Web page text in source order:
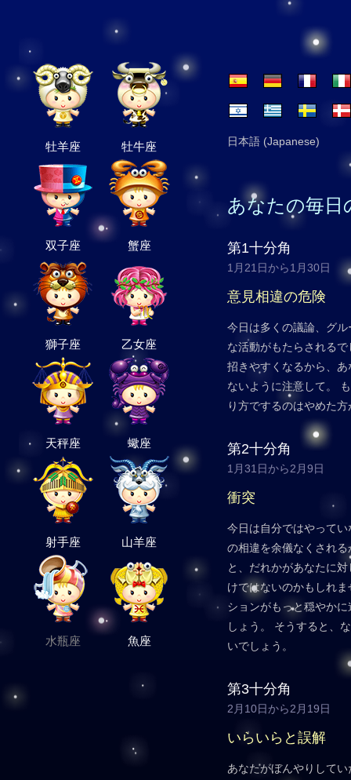
牡羊座 牡牛座
双子座 蟹座
獅子座 乙女座
天秤座 蠍座
射手座 山羊座
水瓶座 魚座
日本語 (Japanese)
あなたの毎日
第1十分角
1月21日から1月30日
意見相違の危険
今日は多くの議論、グ
な活動がもたらされる
招きやすくなるから、
ないように注意して。
り方でするのはやめた
第2十分角
1月31日から2月9日
衝突
今日は自分ではやって
の相違を余儀なくされ
と、だれかがあなたに
けではないのかもしれ
ションがもっと穏やか
しょう。 そうすると、
いでしょう。
第3十分角
2月10日から2月19日
いらいらと誤解
あなたがぼんやりして